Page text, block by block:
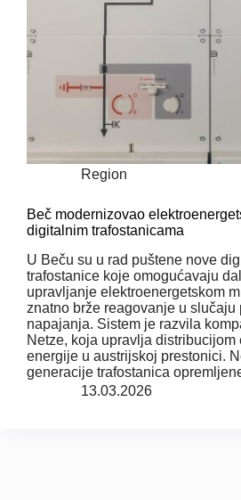
Region
Beč modernizovao
digitalnim trafostanicama
U Beču su u rad puštene nove
trafostanice koje omogućavaju
upravljanje elektroenergetskom
znatno brže reagovanje u slučaju
napajanja. Sistem je razvila
Netze, koja upravlja distribucijom
energije u austrijskoj prestonici.
generacije trafostanica
13.03.2026